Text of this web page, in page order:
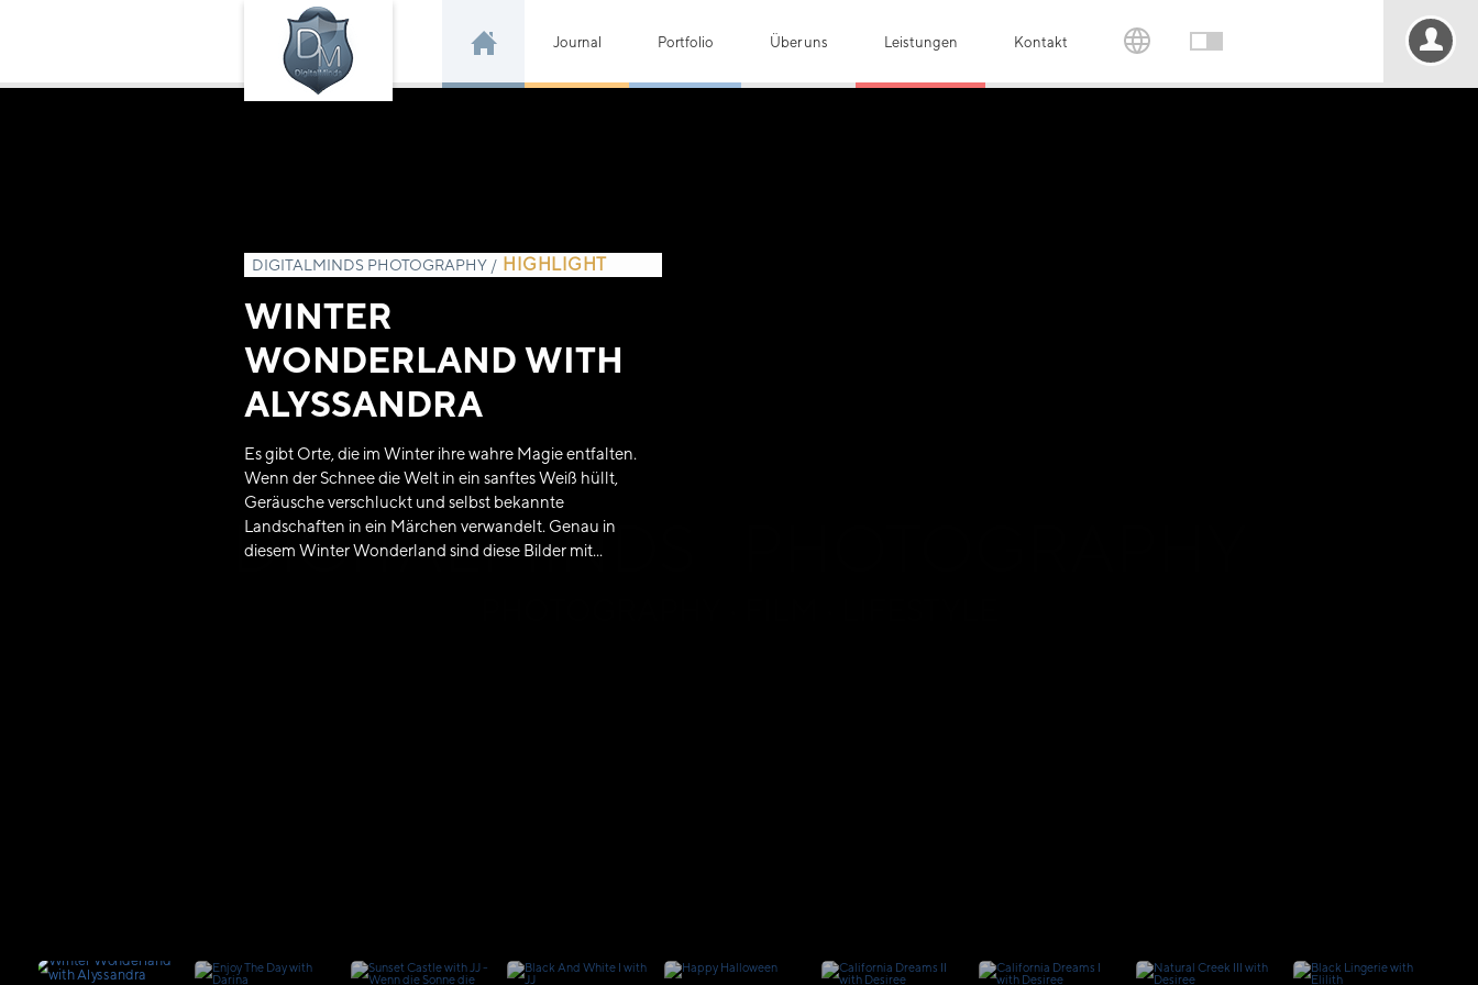
Journal Portfolio Über uns Leistungen Kontakt
DIGITALMINDS PHOTOGRAPHY
DIGITALMINDS PHOTOGRAPHY / HIGHLIGHT
WINTER
WONDERLAND WITH
ALYSSANDRA
Es gibt Orte, die im Winter ihre wahre Magie entfalten.
Wenn der Schnee die Welt in ein sanftes Weiß hüllt,
Geräusche verschluckt und selbst bekannte
Landschaften in ein Märchen verwandelt. Genau in
diesem Winter Wonderland sind diese Bilder mit...